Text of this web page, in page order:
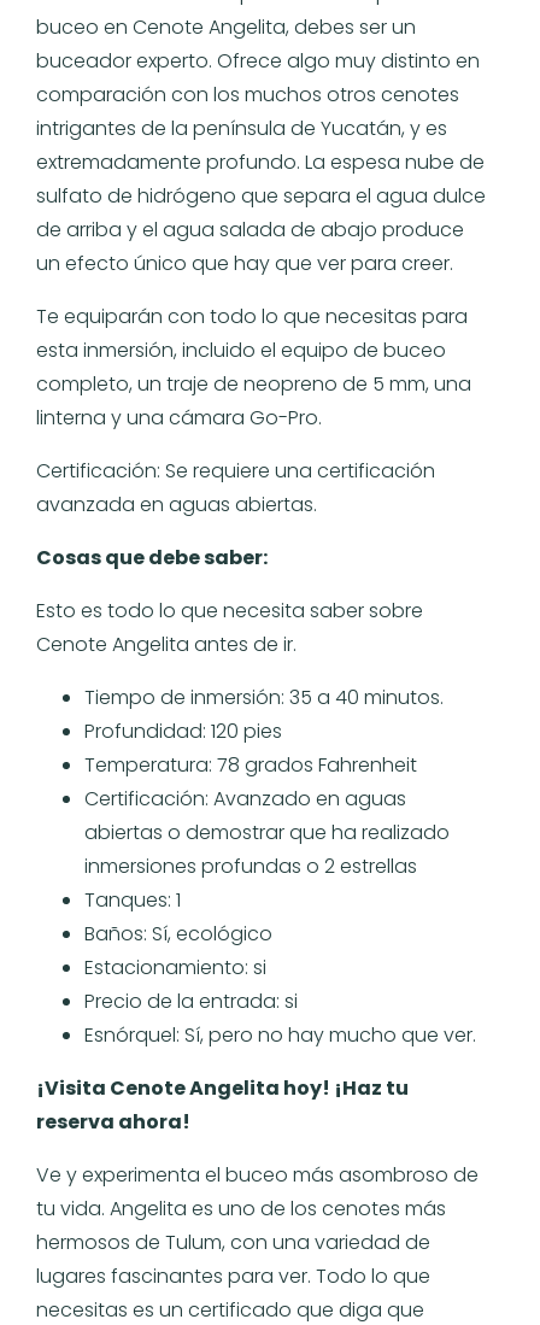
buceo en Cenote Angelita, debes ser un
buceador experto. Ofrece algo muy distinto en
comparación con los muchos otros cenotes
intrigantes de la península de Yucatán, y es
extremadamente profundo. La espesa nube de
sulfato de hidrógeno que separa el agua dulce
de arriba y el agua salada de abajo produce
un efecto único que hay que ver para creer.
Te equiparán con todo lo que necesitas para
esta inmersión, incluido el equipo de buceo
completo, un traje de neopreno de 5 mm, una
linterna y una cámara Go-Pro.
Certificación: Se requiere una certificación
avanzada en aguas abiertas.
Cosas que debe saber:
Esto es todo lo que necesita saber sobre
Cenote Angelita antes de ir.
Tiempo de inmersión: 35 a 40 minutos.
Profundidad: 120 pies
Temperatura: 78 grados Fahrenheit
Certificación: Avanzado en aguas
abiertas o demostrar que ha realizado
inmersiones profundas o 2 estrellas
Tanques: 1
Baños: Sí, ecológico
Estacionamiento: si
Precio de la entrada: si
Esnórquel: Sí, pero no hay mucho que ver.
¡Visita Cenote Angelita hoy! ¡Haz tu
reserva ahora!
Ve y experimenta el buceo más asombroso de
tu vida. Angelita es uno de los cenotes más
hermosos de Tulum, con una variedad de
lugares fascinantes para ver. Todo lo que
necesitas es un certificado que diga que